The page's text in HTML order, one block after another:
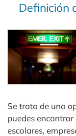
Definición
Se trata de una
puedes
escolares,